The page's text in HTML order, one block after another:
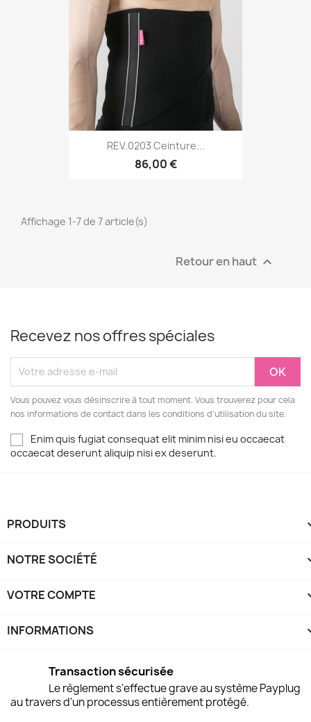
REV.0203 Ceinture...
86,00 €
Affichage 1-7 de 7 article(s)
Retour en haut 
Recevez nos offres spéciales
Vous pouvez vous désinscrire à tout moment. Vous trouverez pour cela
nos informations de contact dans les conditions d'utilisation du site.
Enim quis fugiat consequat elit minim nisi eu occaecat
occaecat deserunt aliquip nisi ex deserunt.
PRODUITS
NOTRE SOCIÉTÉ
VOTRE COMPTE
INFORMATIONS
Transaction sécurisée
Le règlement s'effectue grave au système Payplug
au travers d'un processus entièrement protégé.